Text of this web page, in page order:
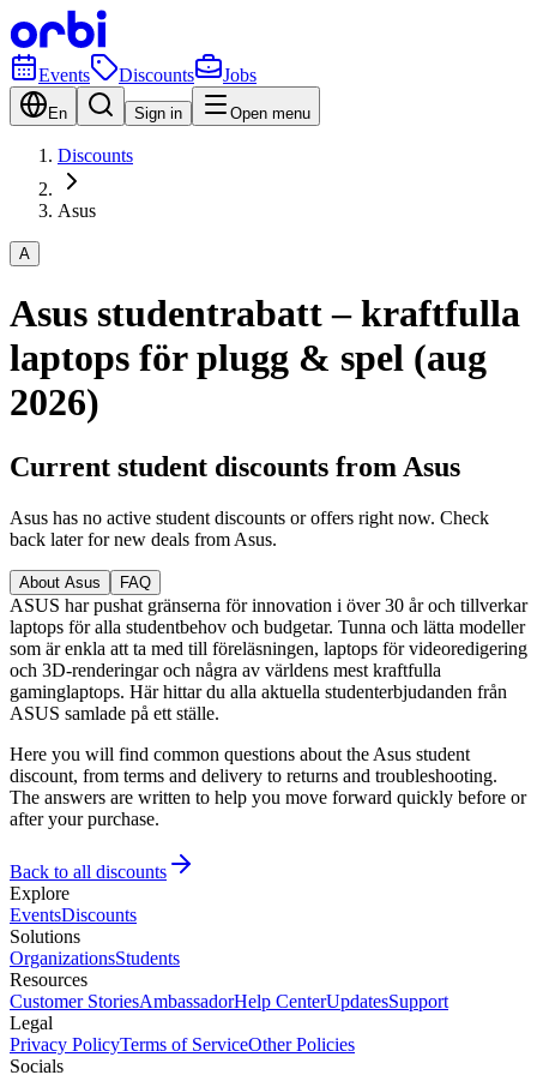
Events Discounts Jobs
En Sign in Open menu
Discounts
Asus
A
Asus studentrabatt – kraftfulla
laptops för plugg & spel (aug
2026)
Current student discounts from Asus
Asus has no active student discounts or offers right now. Check
back later for new deals from Asus.
About Asus FAQ
ASUS har pushat gränserna för innovation i över 30 år och tillverkar
laptops för alla studentbehov och budgetar. Tunna och lätta modeller
som är enkla att ta med till föreläsningen, laptops för videoredigering
och 3D-renderingar och några av världens mest kraftfulla
gaminglaptops. Här hittar du alla aktuella studenterbjudanden från
ASUS samlade på ett ställe.
Here you will find common questions about the Asus student
discount, from terms and delivery to returns and troubleshooting.
The answers are written to help you move forward quickly before or
after your purchase.
Back to all discounts
Explore
EventsDiscounts
Solutions
OrganizationsStudents
Resources
Customer StoriesAmbassadorHelp CenterUpdatesSupport
Legal
Privacy PolicyTerms of ServiceOther Policies
Socials